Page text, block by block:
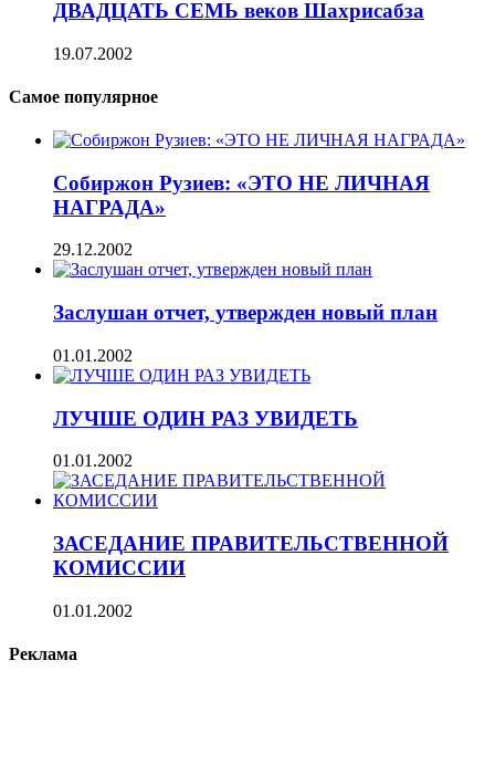
ДВАДЦАТЬ СЕМЬ веков Шахрисабза
19.07.2002
Самое популярное
Собиржон Рузиев: «ЭТО НЕ ЛИЧНАЯ
НАГРАДА»
29.12.2002
Заслушан отчет, утвержден новый план
01.01.2002
ЛУЧШЕ ОДИН РАЗ УВИДЕТЬ
01.01.2002
ЗАСЕДАНИЕ ПРАВИТЕЛЬСТВЕННОЙ
КОМИССИИ
01.01.2002
Реклама